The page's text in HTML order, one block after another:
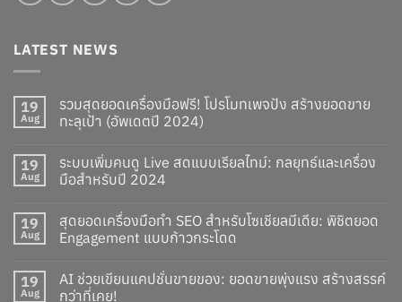
LATEST NEWS
19
Aug
รวมสุดยอดเครื่องมือฟรี! โปรโมทเพจปัง สร้างยอดขาย
ทะลุเป้า (อัพเดตปี 2024)
19
Aug
ระบบเพิ่มคนดู Live สดแบบเรียลไทม์: กลยุทธ์และเครื่อง
มือสำหรับปี 2024
19
Aug
สุดยอดเครื่องมือทำ SEO สำหรับโซเชียลมีเดีย: พิชิตยอด
Engagement แบบก้าวกระโดด
19
Aug
AI ช่วยเขียนแคปชั่นขายของ: ยอดขายพุ่งแรง สร้างสรรค์
กว่าที่เคย!